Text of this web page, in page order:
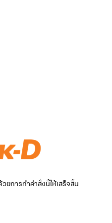
การทำคำสั่งนี้ให้เสร็จสิ้น